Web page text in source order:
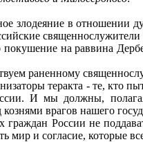
злодеяние в отношении
на раввина
раненному
теракта - те, кто
И мы должны,
кознями врагов нашего
России не
мир и согласие, которые